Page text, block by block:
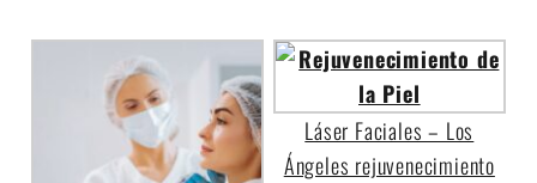
Láser Faciales – Los
Ángeles rejuvenecimiento